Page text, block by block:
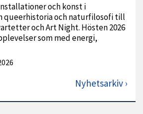
och konst i
queerhistoria och naturfilosofi till
och Art Night. Hösten 2026
som med energi,
Nyhetsarkiv